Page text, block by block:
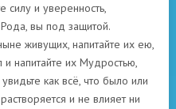
силу и уверенность,
вы под защитой.
живущих, напитайте их ею,
напитайте их Мудростью,
как всё, что было или
и не влияет ни